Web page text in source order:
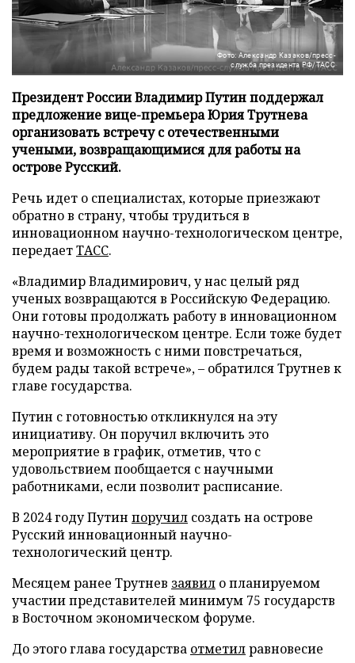
Фото: Александр Казаков/пресс-
служба президента РФ/ТАСС
Президент России Владимир Путин поддержал
предложение вице-премьера Юрия Трутнева
организовать встречу с отечественными
учеными, возвращающимися для работы на
острове Русский.
Речь идет о специалистах, которые приезжают
обратно в страну, чтобы трудиться в
инновационном научно-технологическом центре,
передаетТАСС.
«Владимир Владимирович, у нас целый ряд
ученых возвращаются в Российскую Федерацию.
Они готовы продолжать работу в инновационном
научно-технологическом центре. Если тоже будет
время и возможность с ними повстречаться,
будем рады такой встрече», – обратился Трутнев к
главе государства.
Путин с готовностью откликнулся на эту
инициативу. Он поручил включить это
мероприятие в график, отметив, что с
удовольствием пообщается с научными
работниками, если позволит расписание.
В 2024 году Путин поручил создать на острове
Русский инновационный научно-
технологический центр.
Месяцем ранее Трутнев заявил о планируемом
участии представителей минимум 75 государств
в Восточном экономическом форуме.
До этого глава государства отметилравновесие